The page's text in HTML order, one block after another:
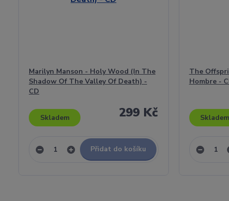
Marilyn Manson - Holy Wood (In The
Shadow Of The Valley Of Death) -
CD
299 Kč
Skladem
Přidat do košíku
The
Hombre -
Skladem